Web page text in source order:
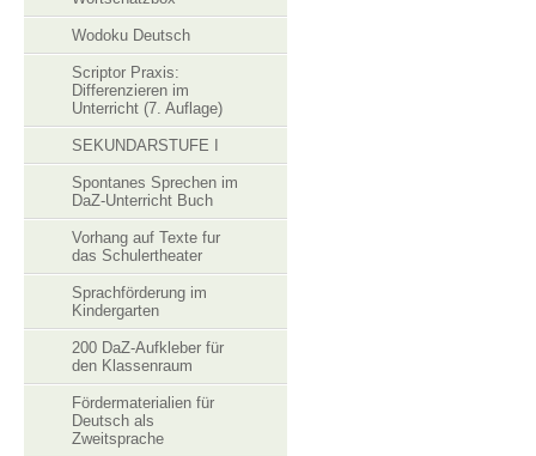
Wodoku Deutsch
Scriptor Praxis:
Differenzieren im
Unterricht (7. Auflage)
SEKUNDARSTUFE I
Spontanes Sprechen im
DaZ-Unterricht Buch
Vorhang auf Texte fur
das Schulertheater
Sprachförderung im
Kindergarten
200 DaZ-Aufkleber für
den Klassenraum
Fördermaterialien für
Deutsch als
Zweitsprache